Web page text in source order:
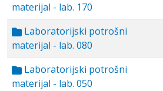
materijal - lab. 170
Laboratorijski potrošni
materijal - lab. 080
Laboratorijski potrošni
materijal - lab. 050